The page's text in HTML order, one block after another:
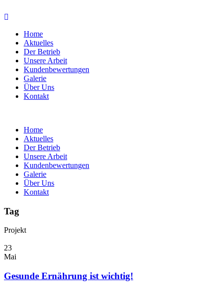
Home
Aktuelles
Der Betrieb
Unsere Arbeit
Kundenbewertungen
Galerie
Über Uns
Kontakt
Home
Aktuelles
Der Betrieb
Unsere Arbeit
Kundenbewertungen
Galerie
Über Uns
Kontakt
Tag
Projekt
23
Mai
Gesunde Ernährung ist wichtig!